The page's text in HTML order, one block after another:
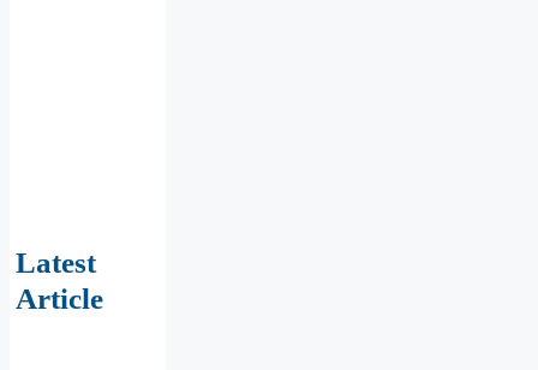
Latest
Article